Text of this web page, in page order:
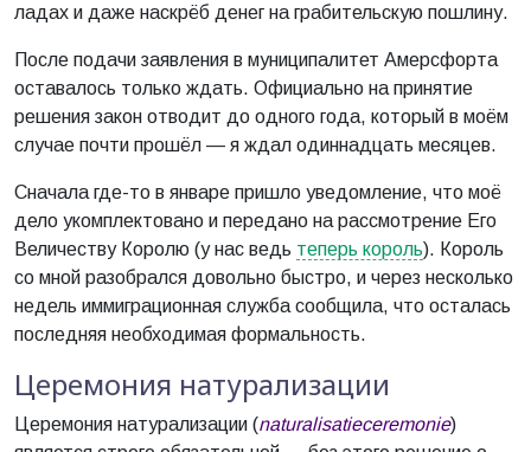
ладах и даже наскрёб денег на грабительскую пошлину.
После подачи заявления в муниципалитет Амерсфорта
оставалось только ждать. Официально на принятие
решения закон отводит до одного года, который в моём
случае почти прошёл — я ждал одиннадцать месяцев.
Сначала где-то в январе пришло уведомление, что моё
дело укомплектовано и передано на рассмотрение Его
Величеству Королю (у нас ведь теперь король). Король
со мной разобрался довольно быстро, и через несколько
недель иммиграционная служба сообщила, что осталась
последняя необходимая формальность.
Церемония натурализации
Церемония натурализации (naturalisatieceremonie)